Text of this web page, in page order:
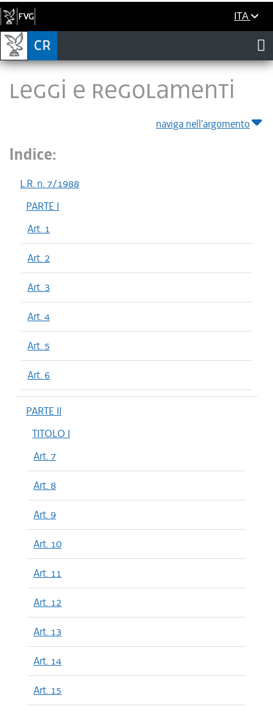
ITA
LEGGI E REGOLAMENTI
naviga nell'argomento
Indice:
L.R. n. 7/1988
PARTE I
Art. 1
Art. 2
Art. 3
Art. 4
Art. 5
Art. 6
PARTE II
TITOLO I
Art. 7
Art. 8
Art. 9
Art. 10
Art. 11
Art. 12
Art. 13
Art. 14
Art. 15